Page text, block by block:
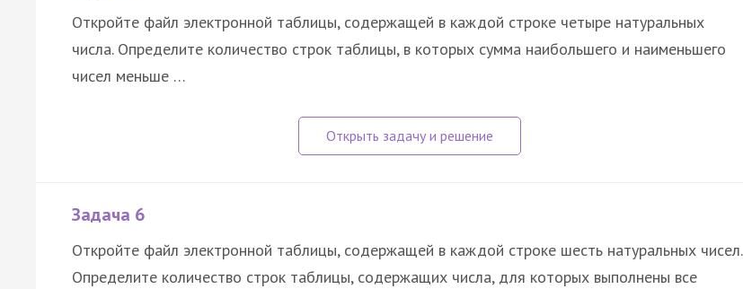
Откройте файл электронной таблицы, содержащей в каждой строке четыре натуральных
числа. Определите количество строк таблицы, в которых сумма наибольшего и наименьшего
чисел меньше …
Задача 6
Откройте файл электронной таблицы, содержащей в каждой строке шесть натуральных чисел.
Определите количество строк таблицы, содержащих числа, для которых выполнены все